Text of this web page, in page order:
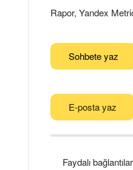
Rapor, Yandex
Sohbete yaz
E-posta yaz
Faydalı bağlantılar